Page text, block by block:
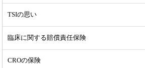
TSIの思い
臨床に関する賠償責任保険
CROの保険